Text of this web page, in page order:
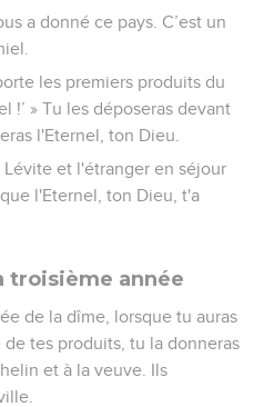
a donné ce pays. C’est un
les premiers produits du
!’ » Tu les déposeras devant
l'Eternel, ton Dieu.
et l'étranger en séjour
l'Eternel, ton Dieu, t'a
troisième année
de la dîme, lorsque tu auras
tes produits, tu la donneras
et à la veuve. Ils